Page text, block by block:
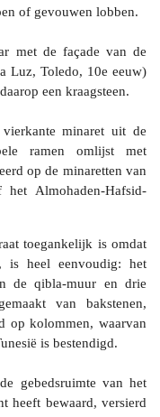
of gevouwen lobben.
met de façade van de
Luz, Toledo, 10e eeuw)
een kraagsteen.
minaret uit de
ramen omlijst met
op de minaretten van
Almohaden-Hafsid-
toegankelijk is omdat
is heel eenvoudig: het
de qibla-muur en drie
van bakstenen,
op kolommen, waarvan
is bestendigd.
gebedsruimte van het
heeft bewaard, versierd